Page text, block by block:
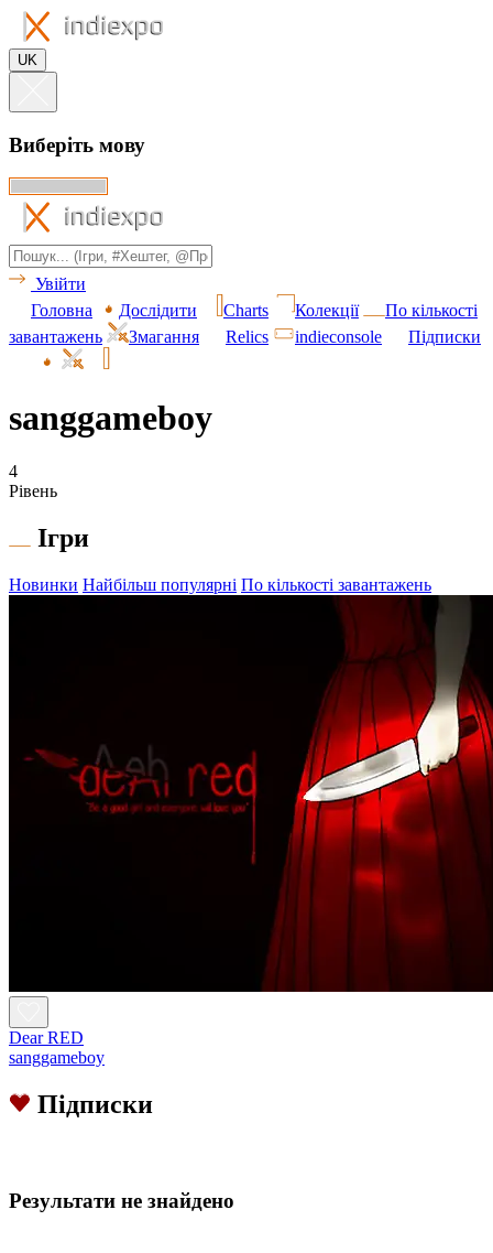
UK
Виберіть мову
Увійти
Головна
Дослідити Charts Колекції
По кількості
завантажень
Змагання Relics indieconsole Підписки
sanggameboy
4
Рівень
Ігри
Новинки Найбільш популярні По кількості завантажень
Dear RED
sanggameboy
Підписки
Результати не знайдено